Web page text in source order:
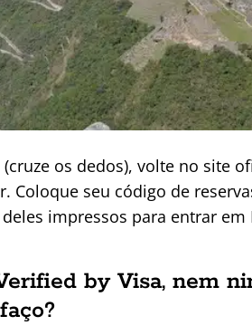
os dedos), volte no site
Coloque seu código de
impressos para entrar em
by Visa, nem